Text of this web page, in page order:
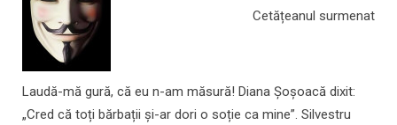
Cetățeanul surmenat
Laudă-mă gură, că eu n-am măsură! Diana Șoșoacă dixit:
„Cred că toți bărbații și-ar dori o soție ca mine”. Silvestru